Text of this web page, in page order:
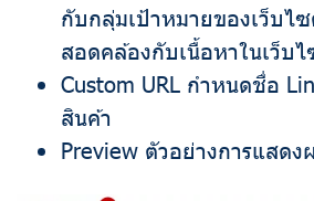
กับกลุ่มเป้าหมายของเว็บไ
สอดคล้องกับเนื้อหาในเว็บ
Custom URL กำหนดชื่อ
สินค้า
Preview ตัวอย่างการแสดง